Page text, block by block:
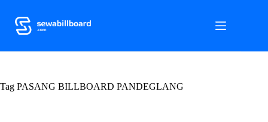
k
t
o
Tag PASANG BILLBOARD PANDEGLANG